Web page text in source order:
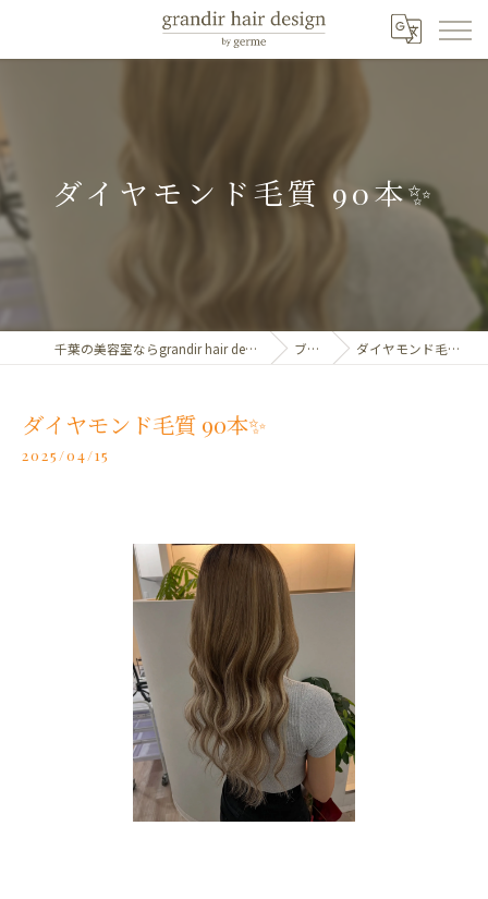
ダイヤモンド毛質 90本✨️
千葉の美容室ならgrandir hair design by germe ブログ ダイヤモンド毛質 90本✨️
ダイヤモンド毛質 90本✨️
2025/04/15